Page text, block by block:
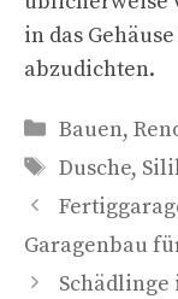
in das
abzudichten.
Kategorien
Bauen,
Dusche,
Garagenbau
Schädlinge